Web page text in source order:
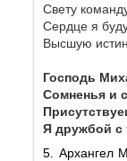
Свету
Сердце я
Высшую
Господь
Сомненья и
Я дружбой с
5. Архангел